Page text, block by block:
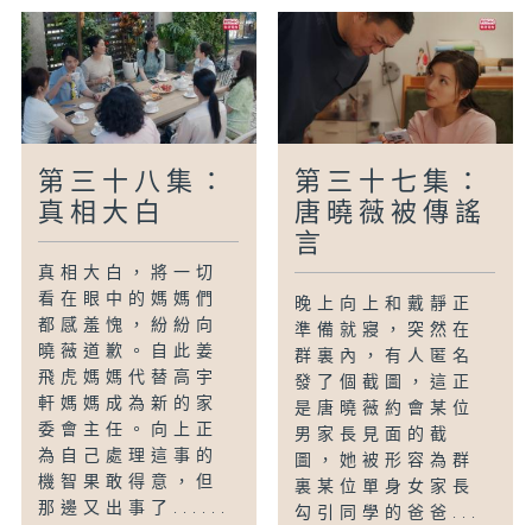
第三十八集：
真相大白
真相大白，將一切
看在眼中的媽媽們
都感羞愧，紛紛向
曉薇道歉。自此姜
飛虎媽媽代替高宇
軒媽媽成為新的家
委會主任。向上正
為自己處理這事的
機智果敢得意，但
那邊又出事了......
第三十七集：
唐曉薇被傳謠
言
晚上向上和戴靜正
準備就寢，突然在
群裏內，有人匿名
發了個截圖，這正
是唐曉薇約會某位
男家長見面的截
圖，她被形容為群
裏某位單身女家長
勾引同學的爸爸...